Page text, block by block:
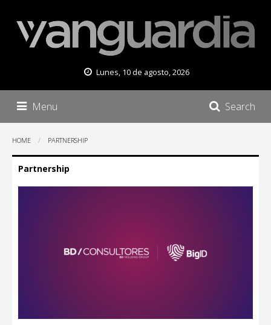
Lunes, 10 de agosto, 2026
Menu Search
HOME PARTNERSHIP
Partnership